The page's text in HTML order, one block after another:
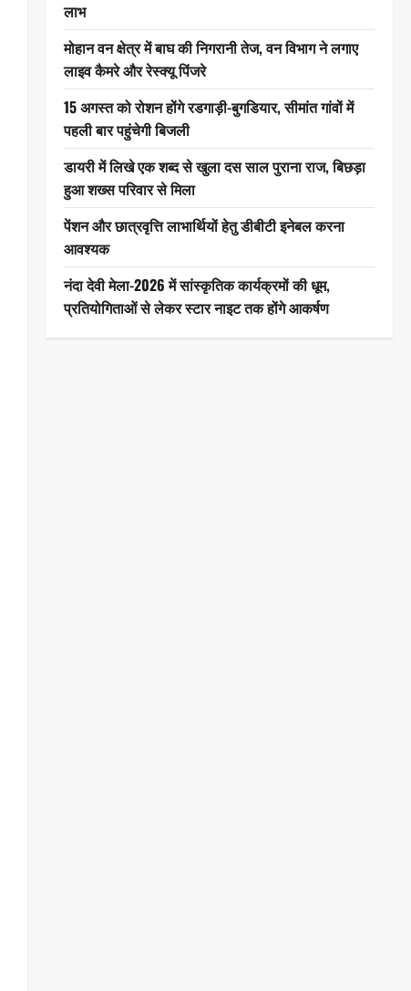
लाभ
मोहान वन क्षेत्र में बाघ की निगरानी तेज, वन विभाग ने लगाए
लाइव कैमरे और रेस्क्यू पिंजरे
15 अगस्त को रोशन होंगे रडगाड़ी-बुगडियार, सीमांत गांवों में
पहली बार पहुंचेगी बिजली
डायरी में लिखे एक शब्द से खुला दस साल पुराना राज, बिछड़ा
हुआ शख्स परिवार से मिला
पेंशन और छात्रवृत्ति लाभार्थियों हेतु डीबीटी इनेबल करना
आवश्यक
नंदा देवी मेला-2026 में सांस्कृतिक कार्यक्रमों की धूम,
प्रतियोगिताओं से लेकर स्टार नाइट तक होंगे आकर्षण